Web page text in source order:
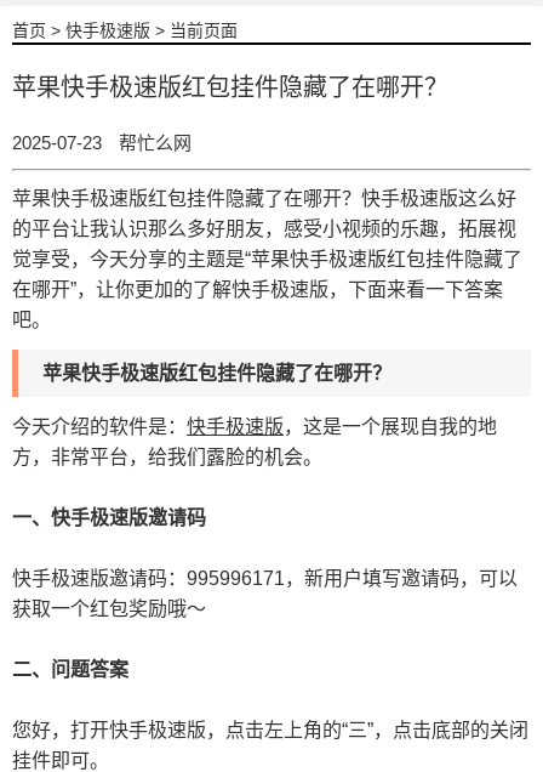
首页 > 快手极速版 > 当前页面
苹果快手极速版红包挂件隐藏了在哪开？
2025-07-23 帮忙么网
苹果快手极速版红包挂件隐藏了在哪开？快手极速版这么好
的平台让我认识那么多好朋友，感受小视频的乐趣，拓展视
觉享受，今天分享的主题是“苹果快手极速版红包挂件隐藏了
在哪开”，让你更加的了解快手极速版，下面来看一下答案
吧。
苹果快手极速版红包挂件隐藏了在哪开？
今天介绍的软件是： 快手极速版，这是一个展现自我的地
方，非常平台，给我们露脸的机会。
一、快手极速版邀请码
快手极速版邀请码 ：995996171，新用户填写邀请码，可以
获取一个红包奖励哦～
二、问题答案
您好，打开快手极速版，点击左上角的“三”，点击底部的关闭
挂件即可。